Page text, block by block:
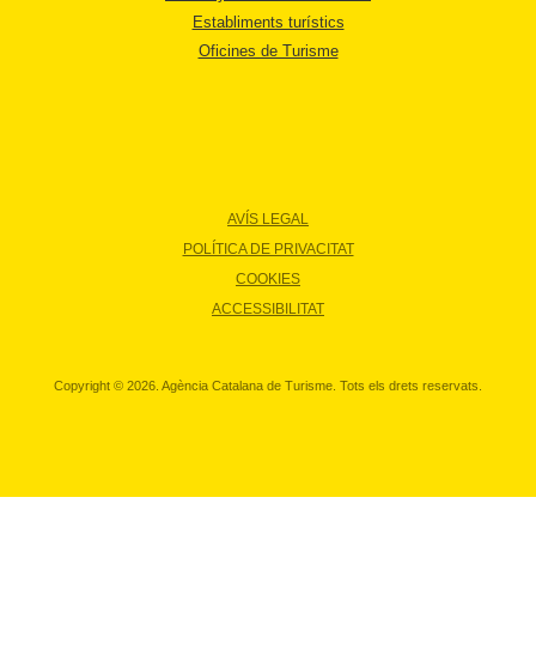
Establiments turístics
Oficines de Turisme
AVÍS LEGAL
POLÍTICA DE PRIVACITAT
COOKIES
ACCESSIBILITAT
Copyright © 2026. Agència Catalana de Turisme. Tots els drets reservats.